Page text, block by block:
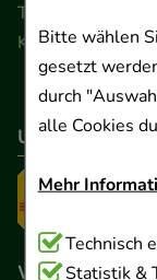
Bitte wählen
gesetzt
durch
alle Cookies
Mehr
Technisch
Cookies, die
Technisch
Statistik &
Telefon 0511 89
Kontaktformular
Unser
Wir sind hier